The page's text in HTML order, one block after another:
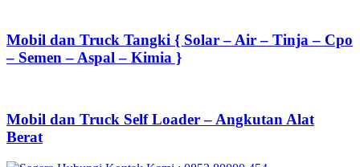
Mobil dan Truck Tangki { Solar – Air – Tinja – Cpo
– Semen – Aspal – Kimia }
Mobil dan Truck Self Loader – Angkutan Alat
Berat